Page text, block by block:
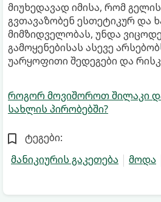
მიუხედავად იმისა, რომ
გვთავაზობენ ესთეტიკურ და
მიმზიდველობას, უნდა
გამოყენებისას ასევე
უარყოფითი შედეგები და
როგორ მოვიშოროთ შილაკი
სახლის პირობებში?
ტეგები:
მანიკიურის გაკეთება
მოდა